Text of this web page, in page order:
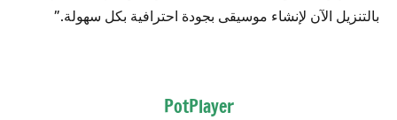
بالتنزيل الآن لإنشاء موسيقى بجودة احترافية بكل سهولة.”
PotPlayer